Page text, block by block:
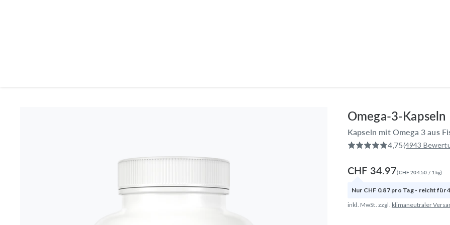
Omega-3-Kapseln
Kapseln mit Omega 3 aus
4,75(4943
CHF 34.97(CHF 204.50 / 1 kg)
Nur CHF 0.87pro Tag- reicht für
inkl. MwSt. zzgl. klimaneutraler